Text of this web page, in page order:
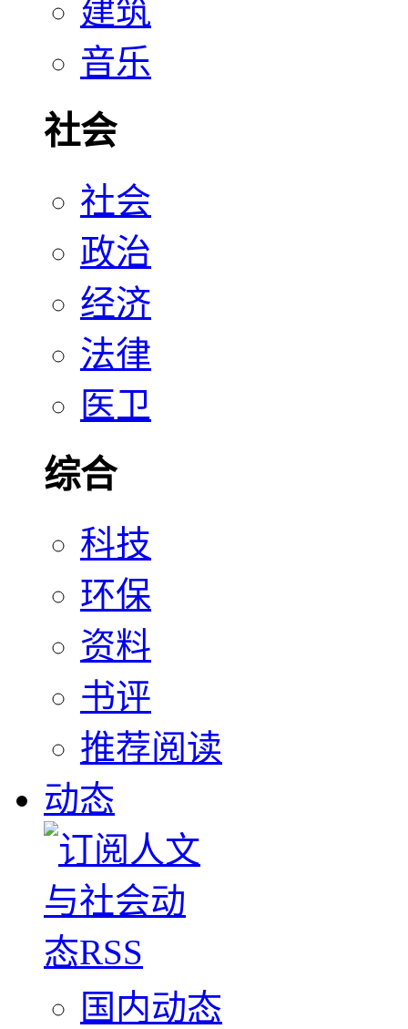
建筑
音乐
社会
社会
政治
经济
法律
医卫
综合
科技
环保
资料
书评
推荐阅读
动态
国内动态